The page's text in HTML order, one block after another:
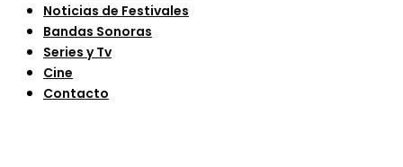
Noticias de Festivales
Bandas Sonoras
Series y Tv
Cine
Contacto